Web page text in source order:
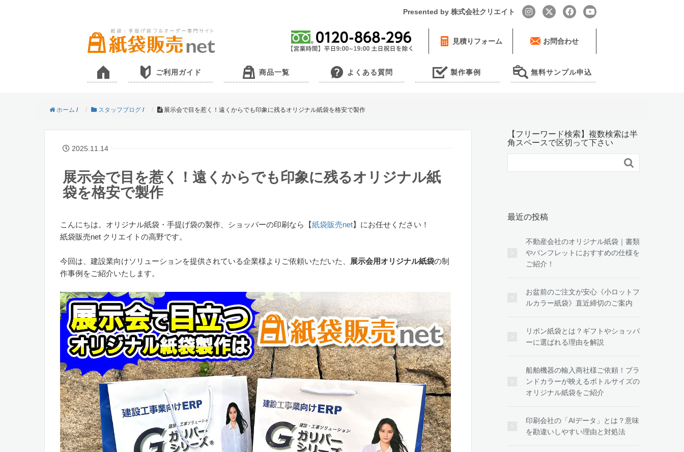
Presented by 株式会社クリエイト
見積りフォーム お問合わせ
ご利用ガイド 商品一覧 よくある質問 製作事例 無料サンプル申込
ホーム / スタッフブログ / 展示会で目を惹く！遠くからでも印象に残るオリジナル紙袋を格安で製作
2025.11.14
展示会で目を惹く！遠くからでも印象に残るオリジナル紙
袋を格安で製作
こんにちは。オリジナル紙袋・手提げ袋の製作、ショッパーの印刷なら【紙袋販売net】にお任せください！
紙袋販売net クリエイトの高野です。
今回は、建設業向けソリューションを提供されている企業様よりご依頼いただいた、 展示会用オリジナル紙袋の制
作事例をご紹介いたします。
【フリーワード検索】複数検索は半
角スペースで区切って下さい

最近の投稿
不動産会社のオリジナル紙袋｜書類
やパンフレットにおすすめの仕様を
ご紹介！
お盆前のご注文が安心《小ロットフ
ルカラー紙袋》直近締切のご案内
リボン紙袋とは？ギフトやショッパ
ーに選ばれる理由を解説
船舶機器の輸入商社様ご依頼！ブラ
ンドカラーが映えるボトルサイズの
オリジナル紙袋をご紹介
印刷会社の「AIデータ」とは？意味
を勘違いしやすい理由と対処法